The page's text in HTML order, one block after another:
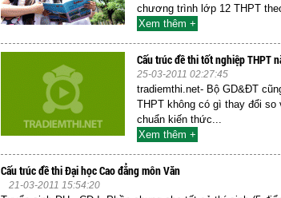
chương trình lớp 12 THPT
Xem thêm +
Cấu trúc đề thi tốt nghiệp THPT
25-03-2011 02:27:45
tradiemthi.net- Bộ GD&ĐT
THPT không có gì thay đổi
chuẩn kiến thức...
Xem thêm +
Cấu trúc đề thi Đại học Cao đẳng môn Văn
21-03-2011 15:54:20